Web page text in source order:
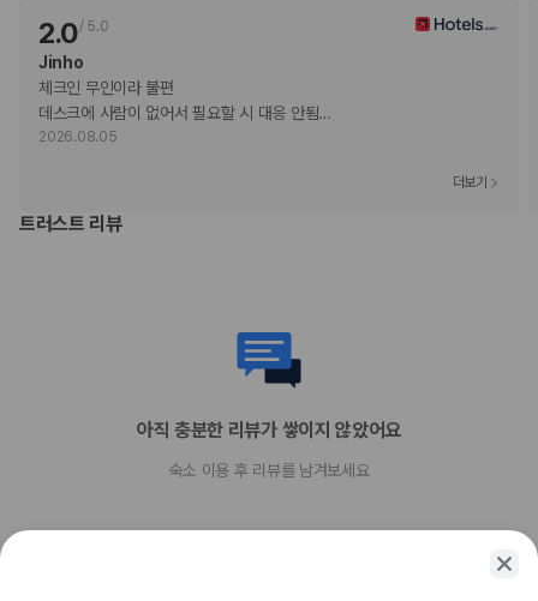
2.0/ 5.0
Jinho
체크인 무인이라 불편
데스크에 사람이 없어서 필요할 시 대응 안됨…
2026.08.05
더보기
트러스트 리뷰
아직 충분한 리뷰가 쌓이지 않았어요
숙소 이용 후 리뷰를 남겨보세요